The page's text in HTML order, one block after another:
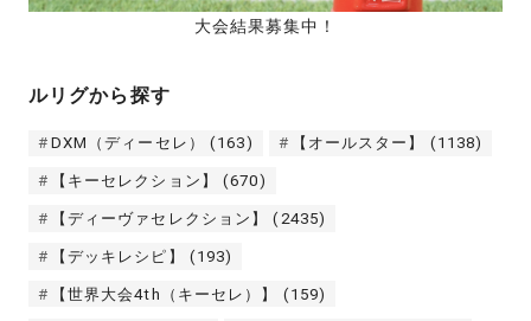
大会結果募集中！
ルリグから探す
DXM（ディーセレ） (163) 【オールスター】 (1138)
【キーセレクション】 (670)
【ディーヴァセレクション】 (2435)
【デッキレシピ】 (193)
【世界大会4th（キーセレ）】 (159)